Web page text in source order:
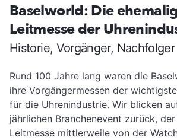
Baselworld: Die
Leitmesse der
Historie, Vorgänger, Nachfolger
Rund 100 Jahre lang waren die
ihre Vorgängermessen der
für die Uhrenindustrie. Wir blicken
jährlichen Branchenevent zurück,
Leitmesse mittlerweile von der